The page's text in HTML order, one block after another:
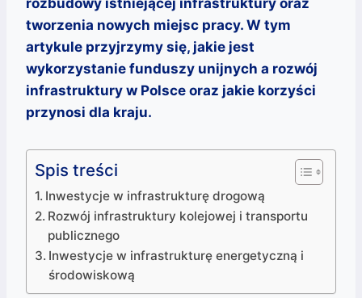
tworzenia nowych miejsc pracy. W tym
artykule przyjrzymy się, jakie jest
wykorzystanie funduszy unijnych a rozwój
infrastruktury w Polsce oraz jakie korzyści
przynosi dla kraju.
Spis treści
Inwestycje w infrastrukturę drogową
Rozwój infrastruktury kolejowej i transportu
publicznego
Inwestycje w infrastrukturę energetyczną i
środowiskową